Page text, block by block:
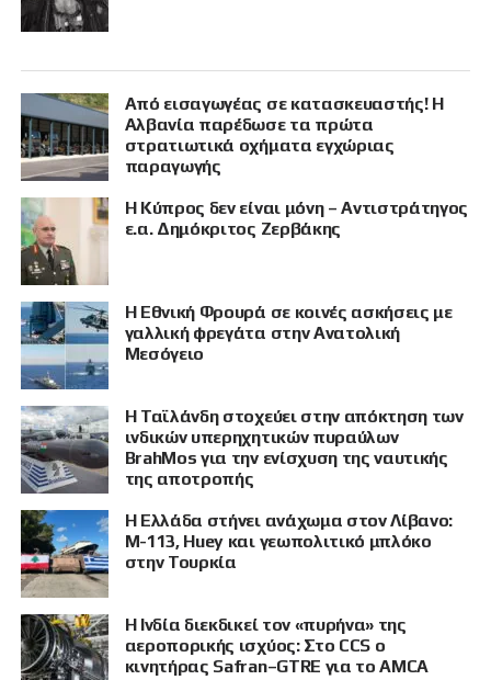
Από εισαγωγέας σε κατασκευαστής! Η
Αλβανία παρέδωσε τα πρώτα
στρατιωτικά οχήματα εγχώριας
παραγωγής
Η Κύπρος δεν είναι μόνη – Αντιστράτηγος
ε.α. Δημόκριτος Ζερβάκης
Η Εθνική Φρουρά σε κοινές ασκήσεις με
γαλλική φρεγάτα στην Ανατολική
Μεσόγειο
Η Ταϊλάνδη στοχεύει στην απόκτηση των
ινδικών υπερηχητικών πυραύλων
BrahMos για την ενίσχυση της ναυτικής
της αποτροπής
Η Ελλάδα στήνει ανάχωμα στον Λίβανο:
M-113, Huey και γεωπολιτικό μπλόκο
στην Τουρκία
Η Ινδία διεκδικεί τον «πυρήνα» της
αεροπορικής ισχύος: Στο CCS ο
κινητήρας Safran–GTRE για το AMCA